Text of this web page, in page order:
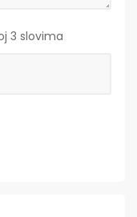
3 slovima